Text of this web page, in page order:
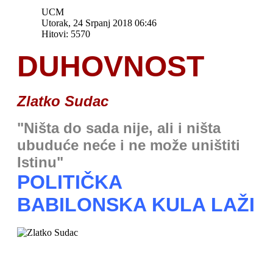
UCM
Utorak, 24 Srpanj 2018 06:46
Hitovi: 5570
DUHOVNOST
Zlatko Sudac
"Ništa do sada nije, ali i ništa
ubuduće neće i ne može uništiti
Istinu"
POLITIČKA
BABILONSKA KULA LAŽI